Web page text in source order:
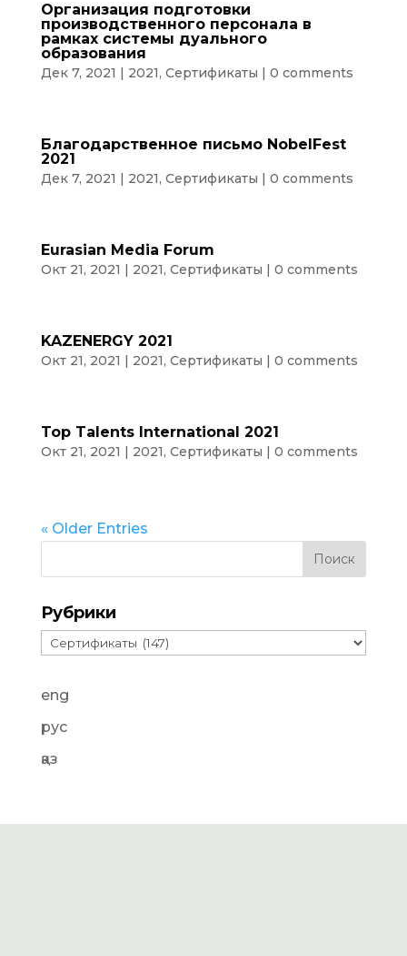
Организация подготовки
производственного персонала в
рамках системы дуального
образования
Дек 7, 2021 | 2021, Сертификаты | 0 comments
Благодарственное письмо NobelFest
2021
Дек 7, 2021 | 2021, Сертификаты | 0 comments
Eurasian Media Forum
Окт 21, 2021 | 2021, Сертификаты | 0 comments
KAZENERGY 2021
Окт 21, 2021 | 2021, Сертификаты | 0 comments
Top Talents International 2021
Окт 21, 2021 | 2021, Сертификаты | 0 comments
« Older Entries
Рубрики
Рубрики
eng
рус
қаз